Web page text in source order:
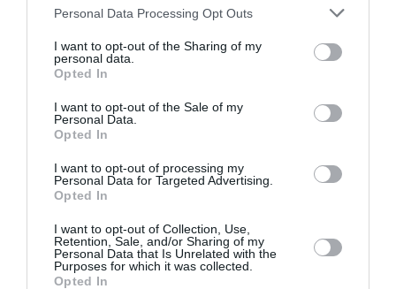
Personal Data Processing Opt Outs
I want to opt-out of the Sharing of my
personal data.
Opted In
I want to opt-out of the Sale of my
Personal Data.
Opted In
I want to opt-out of processing my
Personal Data for Targeted Advertising.
Opted In
I want to opt-out of Collection, Use,
Retention, Sale, and/or Sharing of my
Personal Data that Is Unrelated with the
Purposes for which it was collected.
Opted In
26 min
En tout en chacun, as le droit de planter le drapeau sur la
comète, comme mieux ils l’entendent! mais le nerf du
business reste le prix du billet, le confort et le service!
RÉPONDRE
mathieua commenté :
19 novembre 2016 - 20 h
donc il y aura des recrutements en vu!!!
RÉPONDRE